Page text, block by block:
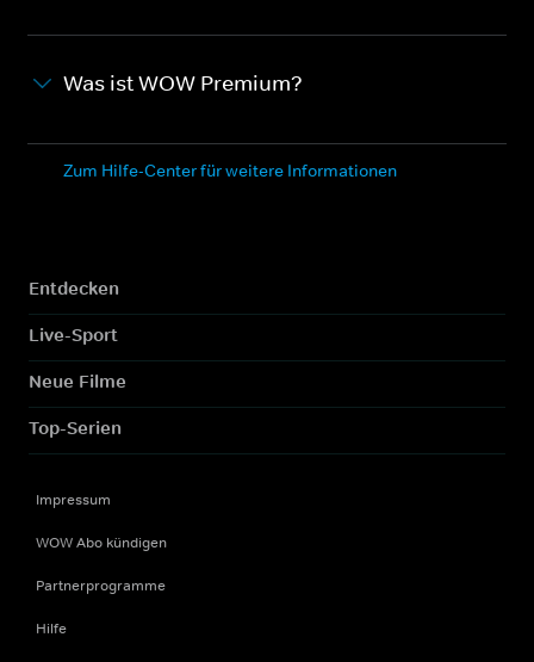
Was ist WOW Premium?
Zum Hilfe-Center für weitere Informationen
Entdecken
Live-Sport
Neue Filme
Top-Serien
Impressum
WOW Abo kündigen
Partnerprogramme
Hilfe